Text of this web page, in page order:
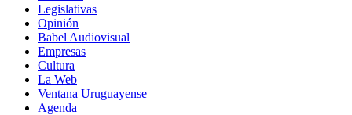
Legislativas
Opinión
Babel Audiovisual
Empresas
Cultura
La Web
Ventana Uruguayense
Agenda